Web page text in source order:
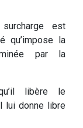
est
qu’impose la
par la
libère le
lui donne libre